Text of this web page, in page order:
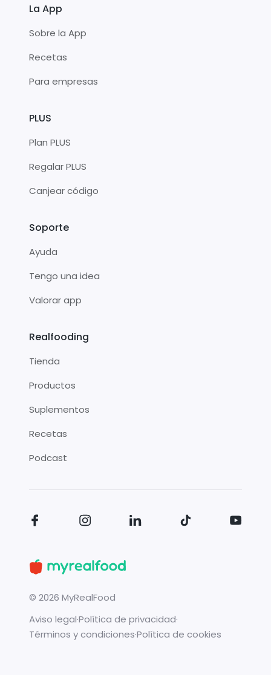
La App
Sobre la App
Recetas
Para empresas
PLUS
Plan PLUS
Regalar PLUS
Canjear código
Soporte
Ayuda
Tengo una idea
Valorar app
Realfooding
Tienda
Productos
Suplementos
Recetas
Podcast
© 2026 MyRealFood
Aviso legal·Política de privacidad·
Términos y condiciones·Política de cookies